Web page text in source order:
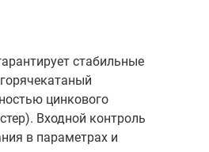
стабильные
цинкового
Входной контроль
в параметрах и